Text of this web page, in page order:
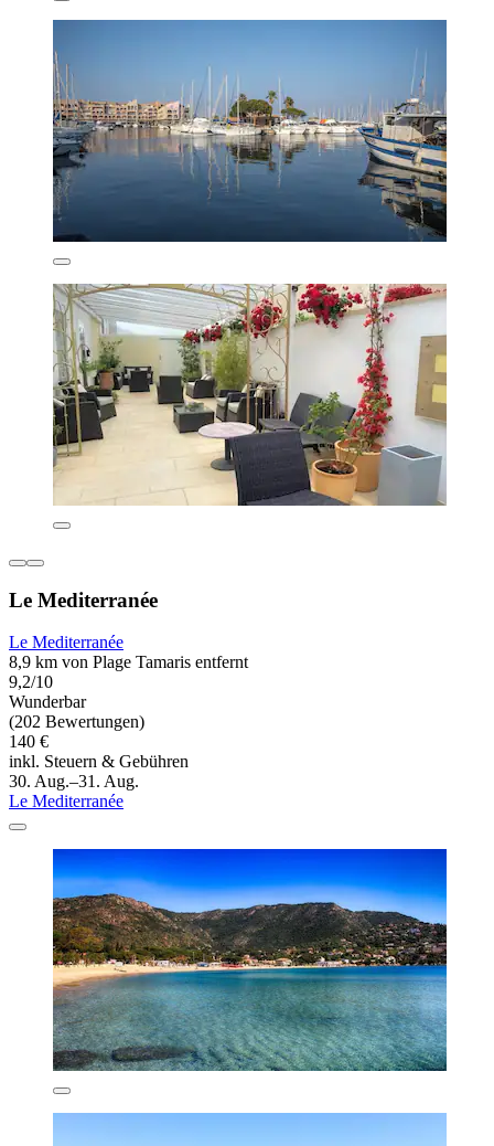
Le Mediterranée
Le Mediterranée
8,9 km von Plage Tamaris entfernt
9,2/10
Wunderbar
(202 Bewertungen)
140 €
inkl. Steuern & Gebühren
30. Aug.–31. Aug.
Le Mediterranée